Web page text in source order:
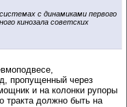
с динамиками первого
кинозала советских
пропущенный через
и на колонки рупоры
тракта должно быть на